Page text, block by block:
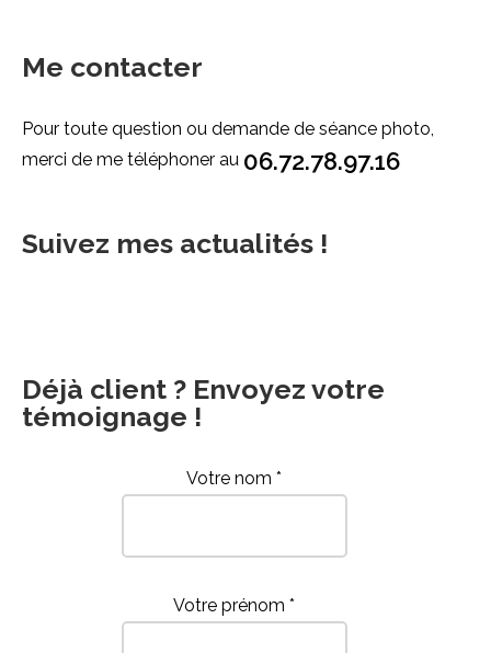
Me contacter
Pour toute question ou demande de séance photo,
merci de me téléphoner au 06.72.78.97.16
Suivez mes actualités !
Déjà client ? Envoyez votre
témoignage !
Votre nom *
Votre prénom *